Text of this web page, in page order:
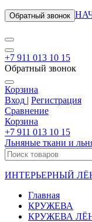
Обратный звонок
+7 911 013 10 15
Обратный звонок
Корзина
Вход | Регистрация
Сравнение
Корзина
+7 911 013 10 15
Льняные ткани и
ИНТЕРЬЕРНЫЙ
Главная
КРУЖЕВА
КРУЖЕВА